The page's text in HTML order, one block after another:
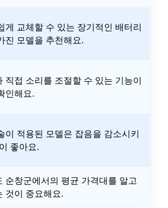
게 교체할 수 있는 장기적인 배터리
진 모델을 추천해요.
직접 소리를 조절할 수 있는 기능이
인해요.
이 적용된 모델은 잡음을 감소시키
좋아요.
순창군에서의 평균 가격대를 알고
것이 중요해요.